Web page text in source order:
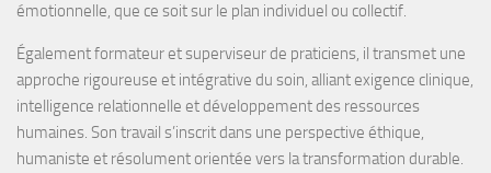
émotionnelle, que ce soit sur le plan individuel ou collectif.
Égalementformateur etsuperviseur de praticiens, il transmet une
approche rigoureuse et intégrative du soin, alliant exigence clinique,
intelligence relationnelle et développement des ressources
humaines. Son travail s’inscrit dans une perspective éthique,
humaniste et résolument orientée vers la transformation durable.